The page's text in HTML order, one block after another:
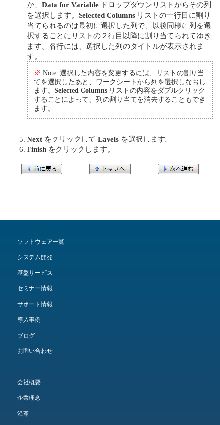
か、 Data for Variable ドロップダウンリストからその列
を選択します。 Selected Columns リストの一行目に割り
当てられるのは最初に選択した列で、以後同様に列を選
択するごとにリストの２行目以降に割り当てられてゆき
ます。各行には、選択した列のタイトルが表示されま
す。
※ Note: 選択した内容を変更するには、リストの割り当
てを選択したあと、ワークシートから列を選択しなおし
ます。 Selected Columns リストの内容をダブルクリック
することによって、列の割り当てを消去することもでき
ます。
Next をクリックして Lavels を選択します。
Finish をクリックします。
ソフトウェア一覧
システム開発
基盤サービス
セミナー情報
サポート情報
導入事例
ブログ
お問い合わせ
会社概要
企業理念
沿革